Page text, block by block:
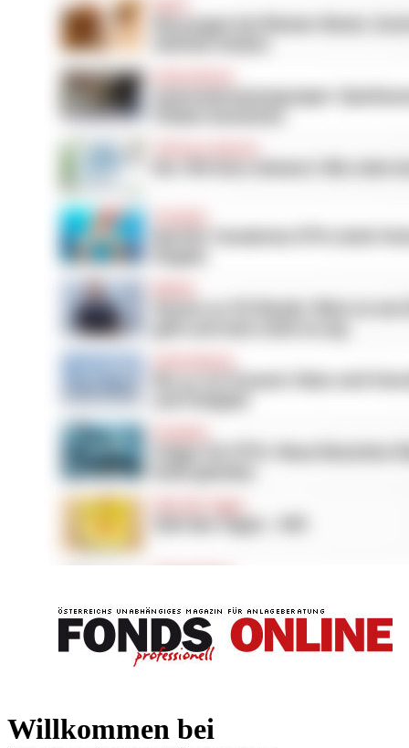
Willkommen bei